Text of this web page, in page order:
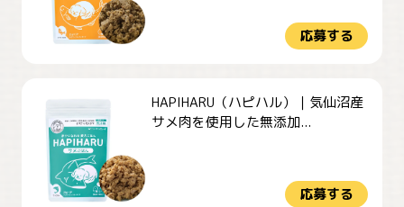
応募する
HAPIHARU（ハピハル）｜気仙沼産
サメ肉を使用した無添加...
応募する